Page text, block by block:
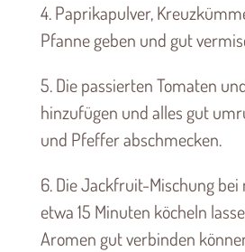
4. Paprikapulver,
Pfanne geben und gut
5. Die passierten Tomaten
hinzufügen und alles gut
und Pfeffer abschmecken.
6. Die Jackfruit-Mischung
etwa 15 Minuten köcheln
Aromen gut verbinden